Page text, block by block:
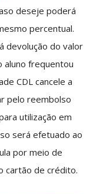
deseje poderá
percentual.
devolução do valor
aluno frequentou
CDL cancele a
pelo reembolso
utilização em
será efetuado ao
por meio de
cartão de crédito.